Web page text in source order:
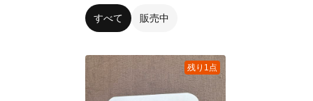
すべて 販売中
残り1点